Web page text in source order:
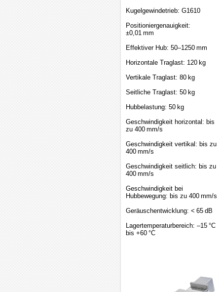
Kugelgewindetrieb: G1610
Positioniergenauigkeit:
±0,01 mm
Effektiver Hub: 50–1250 mm
Horizontale Traglast: 120 kg
Vertikale Traglast: 80 kg
Seitliche Traglast: 50 kg
Hubbelastung: 50 kg
Geschwindigkeit horizontal: bis
zu 400 mm/s
Geschwindigkeit vertikal: bis zu
400 mm/s
Geschwindigkeit seitlich: bis zu
400 mm/s
Geschwindigkeit bei
Hubbewegung: bis zu 400 mm/s
Geräuschentwicklung: < 65 dB
Lagertemperaturbereich: –15 °C
bis +60 °C